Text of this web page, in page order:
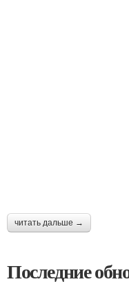
читать дальше →
Последние